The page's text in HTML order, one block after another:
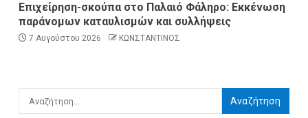
Επιχείρηση-σκούπα στο Παλαιό Φάληρο: Εκκένωση
παράνομων καταυλισμών και συλλήψεις
7 Αυγούστου 2026 ΚΩΝΣΤΑΝΤΙΝΟΣ